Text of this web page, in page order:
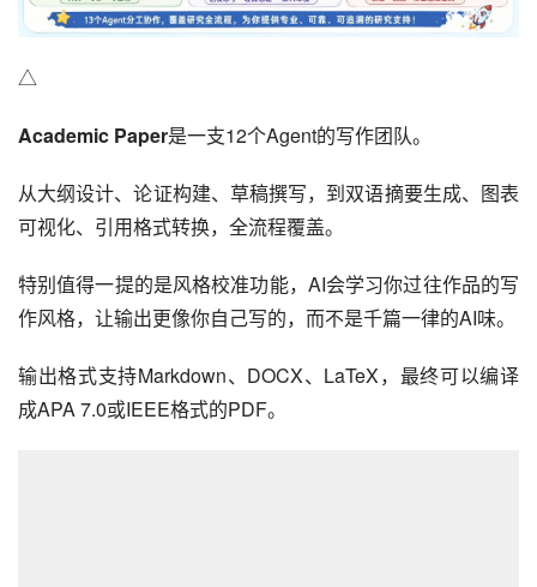
△
Academic Paper是一支12个Agent的写作团队。
从大纲设计、论证构建、草稿撰写，到双语摘要生成、图表
可视化、引用格式转换，全流程覆盖。
特别值得一提的是风格校准功能，AI会学习你过往作品的写
作风格，让输出更像你自己写的，而不是千篇一律的AI味。
输出格式支持Markdown、DOCX、LaTeX，最终可以编译
成APA 7.0或IEEE格式的PDF。